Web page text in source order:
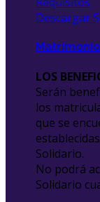
Descargar
Matrimonio
LOS
Serán
los
que se
Solidario.
No podrá
Solidario